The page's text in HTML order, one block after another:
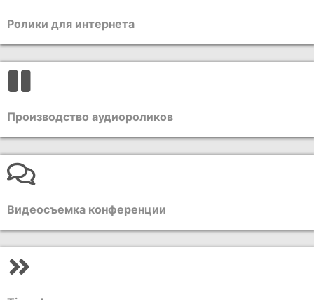
Ролики для интернета
Производство аудиороликов
Видеосъемка конференции